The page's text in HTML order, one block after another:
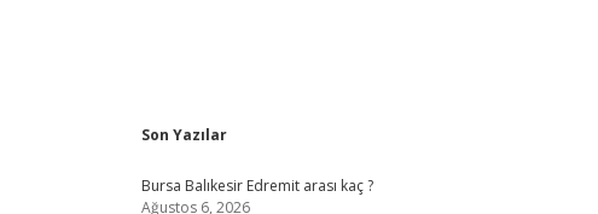
Sidebar
Son Yazılar
Bursa Balıkesir Edremit arası kaç ?
Ağustos 6, 2026